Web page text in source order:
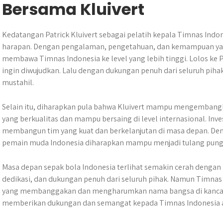
Bersama Kluivert
Kedatangan Patrick Kluivert sebagai pelatih kepala Timnas
harapan. Dengan pengalaman, pengetahuan, dan kemampuan
membawa Timnas Indonesia ke level yang lebih tinggi. ​Lolos ke
ingin diwujudkan. Lalu dengan dukungan penuh dari seluruh
mustahil.​
Selain itu, diharapkan pula bahwa Kluivert mampu
yang berkualitas dan mampu bersaing di level internasional.
membangun tim yang kuat dan berkelanjutan di masa depan.
pemain muda Indonesia diharapkan mampu menjadi tulang
Masa depan sepak bola Indonesia terlihat semakin cerah
dedikasi, dan dukungan penuh dari seluruh pihak. Namun
yang membanggakan dan mengharumkan nama bangsa di
memberikan dukungan dan semangat kepada Timnas